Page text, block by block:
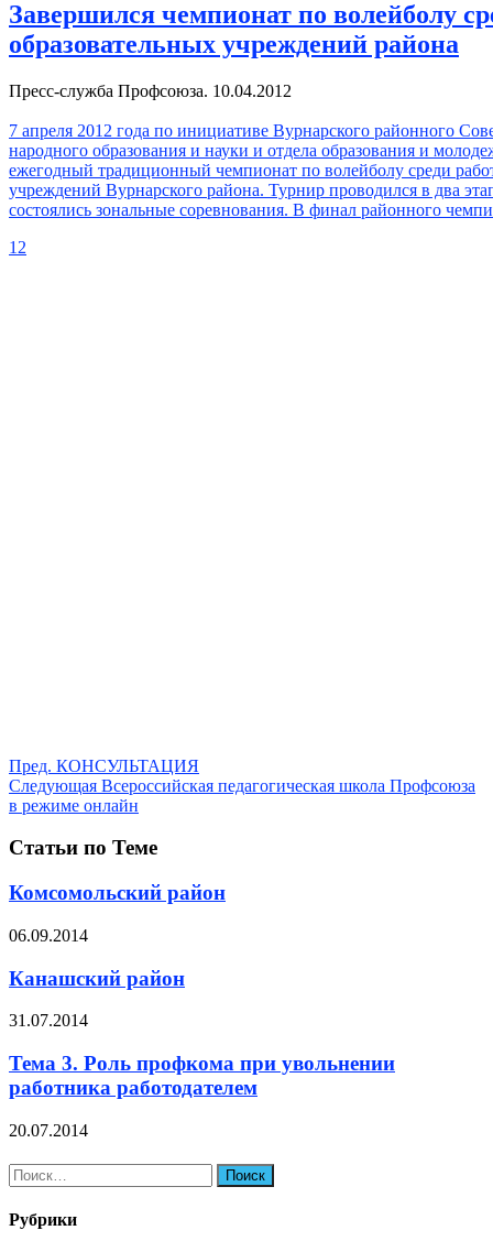
Завершился чемпионат по волейболу
образовательных учреждений района
Пресс-служба Профсоюза. 10.04.2012
7 апреля 2012 года по инициативе Вурнарского районного
народного образования и науки и отдела образования и
ежегодный традиционный чемпионат по волейболу среди
учреждений Вурнарского района. Турнир проводился в два
состоялись зональные соревнования. В финал районного
1 2
Пред. КОНСУЛЬТАЦИЯ
Следующая Всероссийская педагогическая школа Профсоюза
в режиме онлайн
Статьи по Теме
Комсомольский район
06.09.2014
Канашский район
31.07.2014
Тема 3. Роль профкома при увольнении
работника работодателем
20.07.2014
Найти:
Рубрики